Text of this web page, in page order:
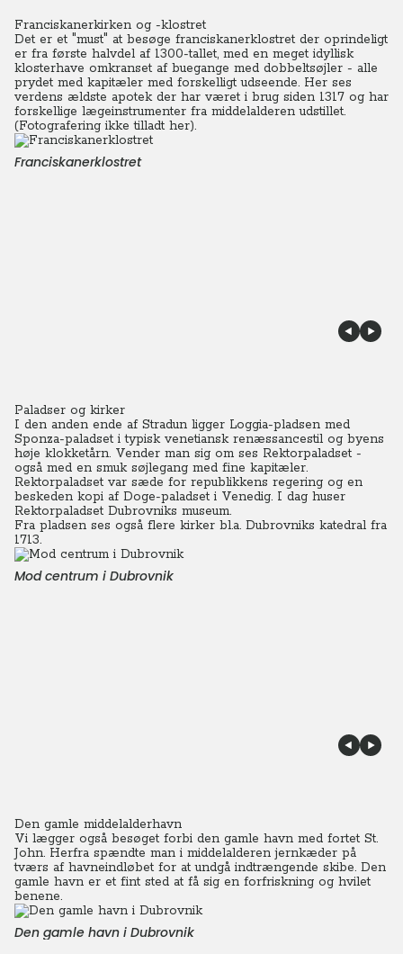
Franciskanerkirken og -klostret
Det er et "must" at besøge franciskanerklostret der oprindeligt
er fra første halvdel af 1300-tallet, med en meget idyllisk
klosterhave omkranset af buegange med dobbeltsøjler - alle
prydet med kapitæler med forskelligt udseende. Her ses
verdens ældste apotek der har været i brug siden 1317 og har
forskellige lægeinstrumenter fra middelalderen udstillet.
(Fotografering ikke tilladt her).
Franciskanerklostret
Paladser og kirker
I den anden ende af Stradun ligger Loggia-pladsen med
Sponza-paladset i typisk venetiansk renæssancestil og byens
høje klokketårn. Vender man sig om ses Rektorpaladset -
også med en smuk søjlegang med fine kapitæler.
Rektorpaladset var sæde for republikkens regering og en
beskeden kopi af Doge-paladset i Venedig. I dag huser
Rektorpaladset Dubrovniks museum.
Fra pladsen ses også flere kirker bl.a. Dubrovniks katedral fra
1713.
Mod centrum i Dubrovnik
Den gamle middelalderhavn
Vi lægger også besøget forbi den gamle havn med fortet St.
John. Herfra spændte man i middelalderen jernkæder på
tværs af havneindløbet for at undgå indtrængende skibe. Den
gamle havn er et fint sted at få sig en forfriskning og hvilet
benene.
Den gamle havn i Dubrovnik